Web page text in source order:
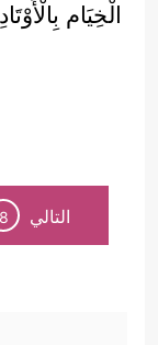
الْخِيَام
التالي 8